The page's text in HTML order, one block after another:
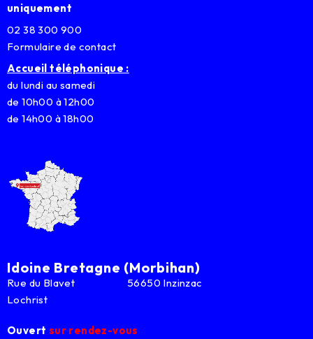
uniquement
02 38 300 900
Formulaire de contact
Accueil téléphonique :
du lundi au samedi
de 10h00 à 12h00
de 14h00 à 18h00
Idoine Bretagne (Morbihan)
Rue du Blavet 56650 Inzinzac
Lochrist
Ouvert sur rendez-vous